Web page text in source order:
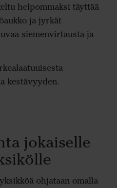
helpommaksi täyttää
ja jyrkät
siemenvirtausta ja
kestävyyden.
jokaiselle
ohjataan omalla